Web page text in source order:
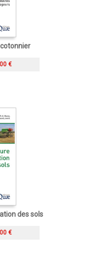
€
des sols
€